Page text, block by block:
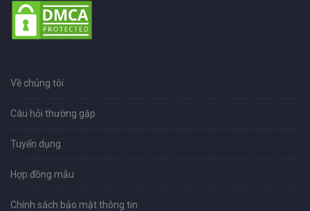
Về chúng tôi
Câu hỏi thường gặp
Tuyển dụng
Hợp đồng mẫu
Chính sách bảo mật thông tin